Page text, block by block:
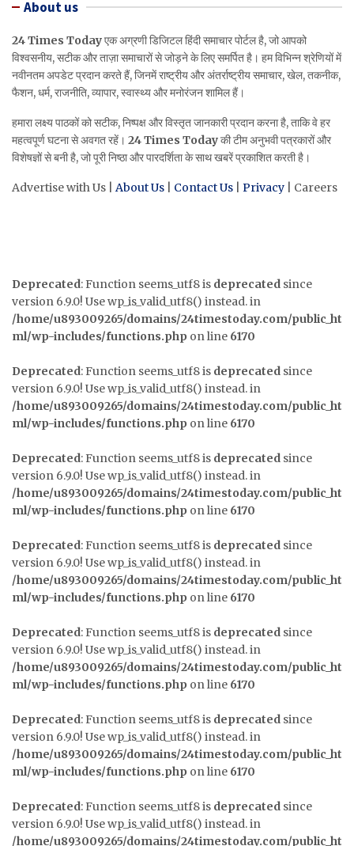
About us
24 Times Todayएक अग्रणी डिजिटल हिंदी समाचार पोर्टल है, जो आपको
विश्वसनीय, सटीक और ताज़ा समाचारों से जोड़ने के लिए समर्पित है। हम विभिन्न श्रेणियों में
नवीनतम अपडेट प्रदान करते हैं, जिनमें राष्ट्रीय और अंतर्राष्ट्रीय समाचार, खेल, तकनीक,
फैशन, धर्म, राजनीति, व्यापार, स्वास्थ्य और मनोरंजन शामिल हैं।
हमारा लक्ष्य पाठकों को सटीक, निष्पक्ष और विस्तृत जानकारी प्रदान करना है, ताकि वे हर
महत्वपूर्ण घटना से अवगत रहें। 24 Times Todayकी टीम अनुभवी पत्रकारों और
विशेषज्ञों से बनी है, जो पूरी निष्ठा और पारदर्शिता के साथ खबरें प्रकाशित करती है।
Advertise with Us | About Us Contact Us Privacy | Careers
Deprecated: Function seems_utf8 is deprecated since
version 6.9.0! Use wp_is_valid_utf8() instead. in
/home/u893009265/domains/24timestoday.com/public_ht
ml/wp-includes/functions.php on line 6170
Deprecated: Function seems_utf8 is deprecated since
version 6.9.0! Use wp_is_valid_utf8() instead. in
/home/u893009265/domains/24timestoday.com/public_ht
ml/wp-includes/functions.php on line 6170
Deprecated: Function seems_utf8 is deprecated since
version 6.9.0! Use wp_is_valid_utf8() instead. in
/home/u893009265/domains/24timestoday.com/public_ht
ml/wp-includes/functions.php on line 6170
Deprecated: Function seems_utf8 is deprecated since
version 6.9.0! Use wp_is_valid_utf8() instead. in
/home/u893009265/domains/24timestoday.com/public_ht
ml/wp-includes/functions.php on line 6170
Deprecated: Function seems_utf8 is deprecated since
version 6.9.0! Use wp_is_valid_utf8() instead. in
/home/u893009265/domains/24timestoday.com/public_ht
ml/wp-includes/functions.php on line 6170
Deprecated: Function seems_utf8 is deprecated since
version 6.9.0! Use wp_is_valid_utf8() instead. in
/home/u893009265/domains/24timestoday.com/public_ht
ml/wp-includes/functions.php on line 6170
Deprecated: Function seems_utf8 is deprecated since
version 6.9.0! Use wp_is_valid_utf8() instead. in
/home/u893009265/domains/24timestoday.com/public_ht